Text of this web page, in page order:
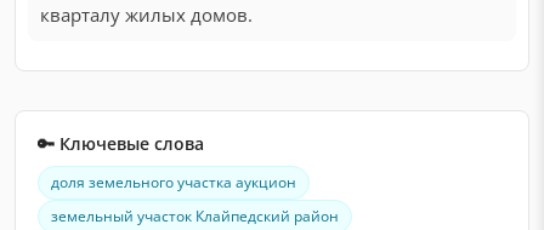
кварталу жилых домов.
🔑 Ключевые слова
доля земельного участка аукцион
земельный участок Клайпедский район